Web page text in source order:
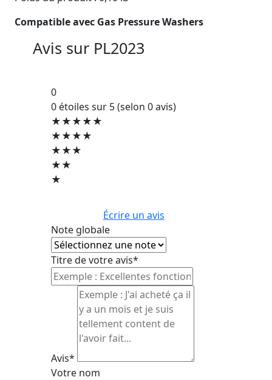
Compatible avec Gas Pressure Washers
Avis sur PL2023
0
0 étoiles sur 5 (selon 0 avis)
★★★★★
★★★★
★★★
★★
★
Écrire un avis
Note globale
Titre de votre avis*
Avis*
Votre nom